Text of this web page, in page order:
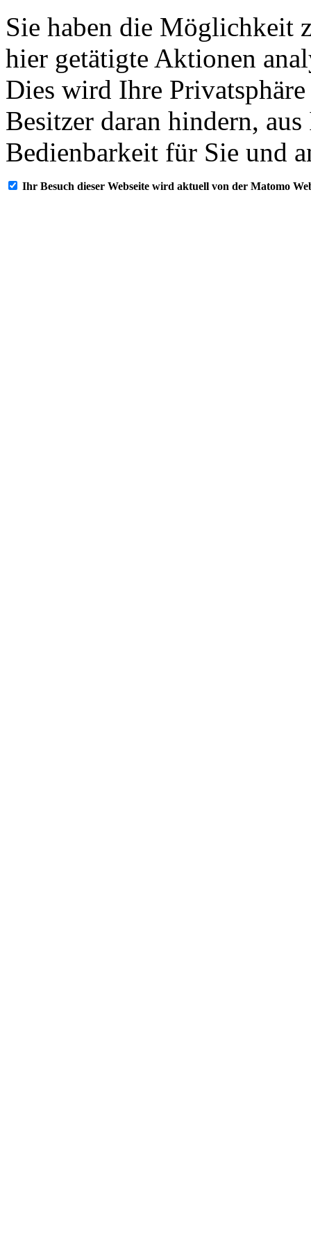
Sie haben die Möglichkeit
hier getätigte Aktionen
Dies wird Ihre
Besitzer daran hindern,
Bedienbarkeit für Sie und
Ihr Besuch dieser Webseite wird aktuell von der Matomo